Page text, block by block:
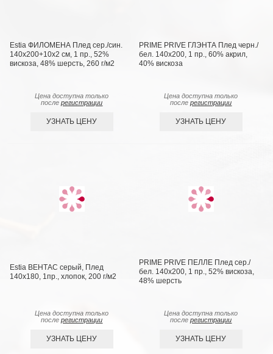
Estia ФИЛОМЕНА Плед сер./син.
140х200+10х2 см, 1 пр., 52%
вискоза, 48% шерсть, 260 г/м2
Цена доступна только
послерегистрации
УЗНАТЬ ЦЕНУ
PRIME PRIVE ГЛЭНТА Плед черн./
бел. 140х200, 1 пр., 60% акрил,
40% вискоза
Цена доступна только
послерегистрации
УЗНАТЬ ЦЕНУ
Estia ВЕНТАС серый, Плед
140х180, 1пр., хлопок, 200 г/м2
Цена доступна только
послерегистрации
УЗНАТЬ ЦЕНУ
PRIME PRIVE ПЕЛЛЕ Плед сер./
бел. 140х200, 1 пр., 52% вискоза,
48% шерсть
Цена доступна только
послерегистрации
УЗНАТЬ ЦЕНУ